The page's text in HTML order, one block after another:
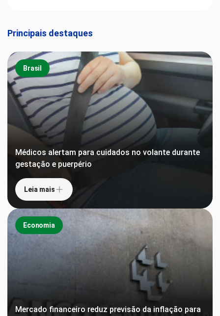
Principais destaques
Brasil
Médicos alertam para cuidados no volante durante
gestação e puerpério
Leia mais
Economia
Mercado financeiro reduz previsão da inflação para